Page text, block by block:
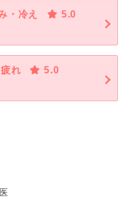
・冷え
5.0
疲れ
5.0